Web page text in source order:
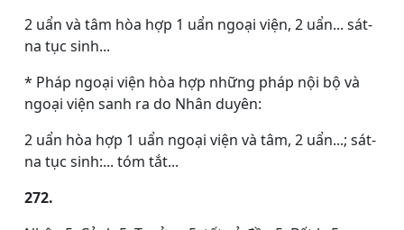
2 uẩn và tâm hòa hợp 1 uẩn ngoại viện, 2 uẩn... sát-
na tục sinh...
* Pháp ngoại viện hòa hợp những pháp nội bộ và
ngoại viện sanh ra do Nhân duyên:
2 uẩn hòa hợp 1 uẩn ngoại viện và tâm, 2 uẩn...; sát-
na tục sinh:... tóm tắt...
272.